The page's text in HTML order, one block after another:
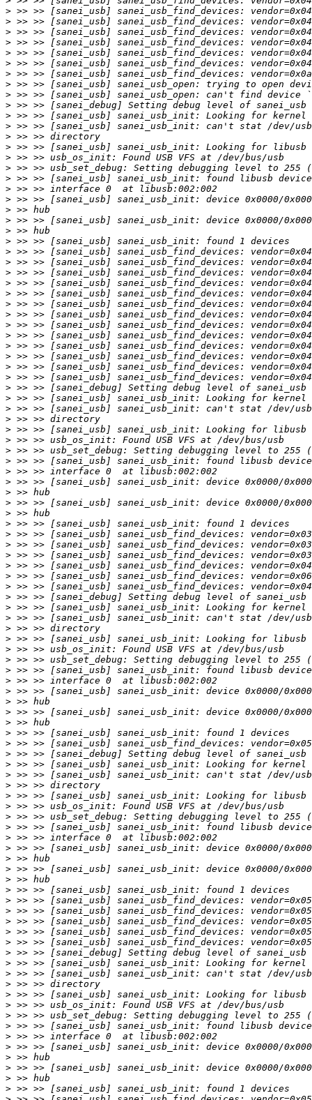
>
>
>
>
>
>
>
>
>
>
>
>
>
>
>
>
>
>
>
>
>
>
>
>
>
>
>
>
>
>
>
>
>
>
>
>
>
>
>
>
>
>
>
>
>
>
>
>
>
>
>
>
>
>
>
>
>
>
>
>
>
>
>
>
>
>
>
>
>
>
>
>
>
>
>
>
>
>
>
>
>
>
>
>
>
>
>
>
>
>
>
>
>
>
>
>
>
>
>
>
>
>
>
>